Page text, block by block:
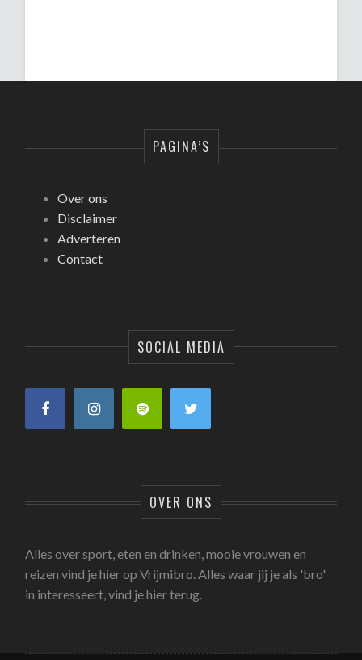
PAGINA’S
Over ons
Disclaimer
Adverteren
Contact
SOCIAL MEDIA
OVER ONS
Alles over sport, eten en drinken, mooie vrouwen en
reizen vind je hier op Vrijmibro. Alles waar jij je als 'bro'
in interesseert, vind je hier terug.